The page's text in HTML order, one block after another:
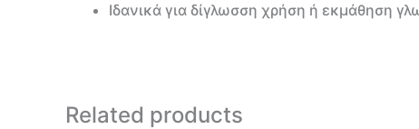
Ιδανικά για δίγλωσση χρήση ή εκμάθηση
Related products